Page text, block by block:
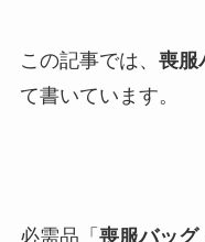
この記事では、 喪服
て書いています。
必需品「 喪服バッグ